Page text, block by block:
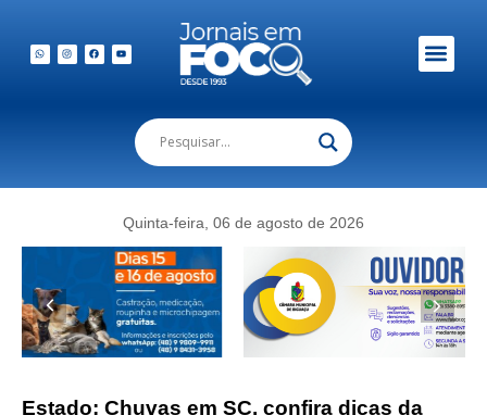
Quinta-feira, 06 de agosto de 2026
Estado: Chuvas em SC, confira dicas da